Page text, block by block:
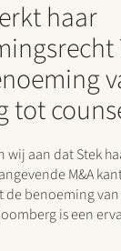
haar
tot
wij aan dat Stek
M&A
de benoeming
is een